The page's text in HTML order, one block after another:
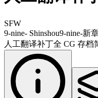
SFW
9-nine- Shinshou9-nine-新
人工翻译补丁全 CG 存档